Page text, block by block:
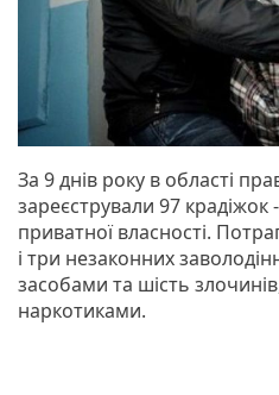
За 9 днів року в області
зареєстрували 97 крадіжок
приватної власності.
і три незаконних
засобами та шість
наркотиками.